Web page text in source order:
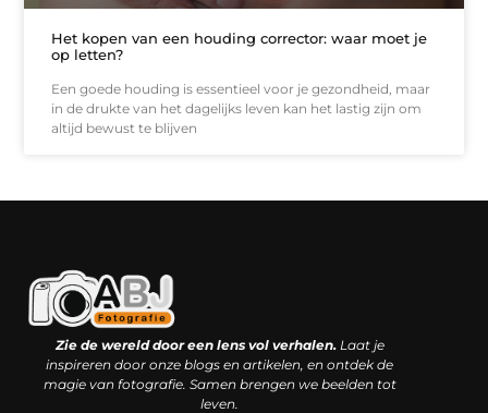
Het kopen van een houding corrector: waar moet je
op letten?
Een goede houding is essentieel voor je gezondheid, maar
in de drukte van het dagelijks leven kan het lastig zijn om
altijd bewust te blijven
Zie de wereld door een lens vol verhalen.Laat je
inspireren door onze blogs en artikelen, en ontdek de
magie van fotografie. Samen brengen we beelden tot
leven.